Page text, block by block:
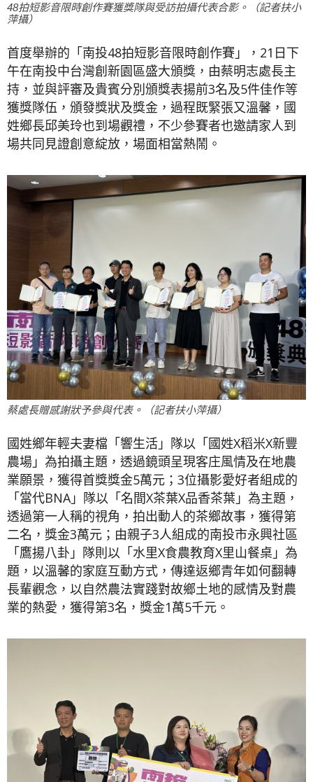
48拍短影音限時創作賽獲獎隊與受訪拍攝代表合影。（記者扶小
萍攝）
首度舉辦的「南投48拍短影音限時創作賽」，21日下
午在南投中台灣創新園區盛大頒獎，由蔡明志處長主
持，並與評審及貴賓分別頒獎表揚前3名及5件佳作等
獲獎隊伍，頒發獎狀及獎金，過程既緊張又溫馨，國
姓鄉長邱美玲也到場觀禮，不少參賽者也邀請家人到
場共同見證創意綻放，場面相當熱鬧。
蔡處長贈感謝狀予參與代表。（記者扶小萍攝）
國姓鄉年輕夫妻檔「響生活」隊以「國姓X稻米X新豐
農場」為拍攝主題，透過鏡頭呈現客庄風情及在地農
業願景，獲得首獎獎金5萬元；3位攝影愛好者組成的
「當代BNA」隊以「名間X茶葉X品香茶葉」為主題，
透過第一人稱的視角，拍出動人的茶鄉故事，獲得第
二名，獎金3萬元；由親子3人組成的南投市永興社區
「鷹揚八卦」隊則以「水里X食農教育X里山餐桌」為
題，以溫馨的家庭互動方式，傳達返鄉青年如何翻轉
長輩觀念，以自然農法實踐對故鄉土地的感情及對農
業的熱愛，獲得第3名，獎金1萬5千元。